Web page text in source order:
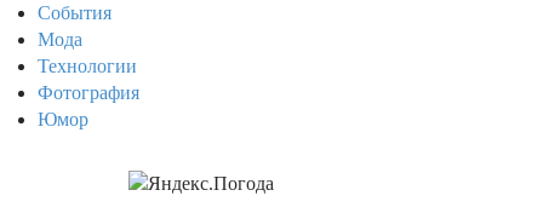
События
Мода
Технологии
Фотография
Юмор